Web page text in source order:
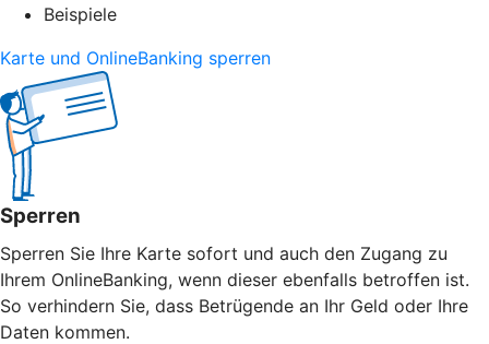
Beispiele
Karte und OnlineBanking sperren
Sperren
Sperren Sie Ihre Karte sofort und auch den Zugang zu
Ihrem OnlineBanking, wenn dieser ebenfalls betroffen ist.
So verhindern Sie, dass Betrügende an Ihr Geld oder Ihre
Daten kommen.